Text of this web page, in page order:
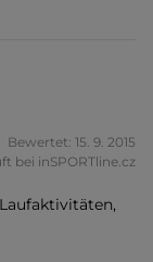
Bewertet: 15. 9. 2015
bei inSPORTline.cz